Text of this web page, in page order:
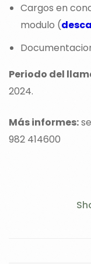
Cargos en
modulo (
Periodo del
2024.
Más informes:
982 414600